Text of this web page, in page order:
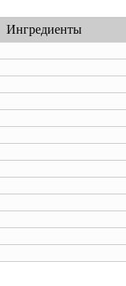
Ингредиенты